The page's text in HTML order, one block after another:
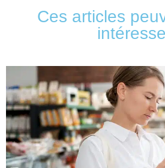
Ces articles